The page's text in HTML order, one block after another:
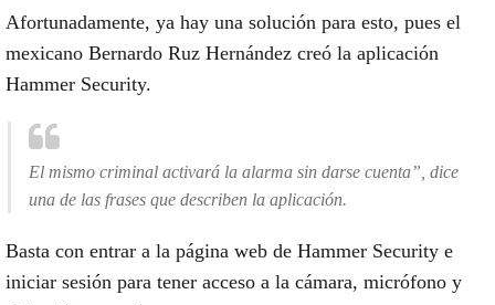
Afortunadamente, ya hay una solución para esto, pues el
mexicano Bernardo Ruz Hernández creó la aplicación
Hammer Security.
El mismo criminal activará la alarma sin darse cuenta”, dice
una de las frases que describen la aplicación.
Basta con entrar a la página web de Hammer Security e
iniciar sesión para tener acceso a la cámara, micrófono y